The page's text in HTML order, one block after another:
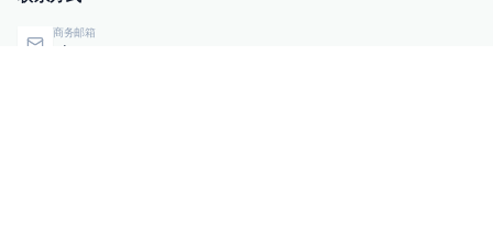
商务邮箱
qiye@00sec.com